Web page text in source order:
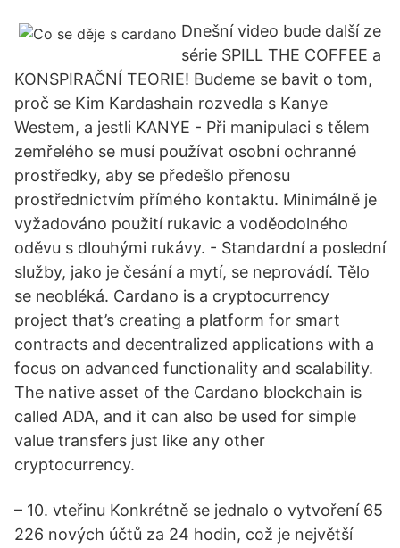
Dnešní video bude další ze
série SPILL THE COFFEE a
KONSPIRAČNÍ TEORIE! Budeme se bavit o tom,
proč se Kim Kardashain rozvedla s Kanye
Westem, a jestli KANYE - Při manipulaci s tělem
zemřelého se musí používat osobní ochranné
prostředky, aby se předešlo přenosu
prostřednictvím přímého kontaktu. Minimálně je
vyžadováno použití rukavic a voděodolného
oděvu s dlouhými rukávy. - Standardní a poslední
služby, jako je česání a mytí, se neprovádí. Tělo
se neobléká. Cardano is a cryptocurrency
project that’s creating a platform for smart
contracts and decentralized applications with a
focus on advanced functionality and scalability.
The native asset of the Cardano blockchain is
called ADA, and it can also be used for simple
value transfers just like any other
cryptocurrency.
– 10. vteřinu Konkrétně se jednalo o vytvoření 65
226 nových účtů za 24 hodin, což je největší